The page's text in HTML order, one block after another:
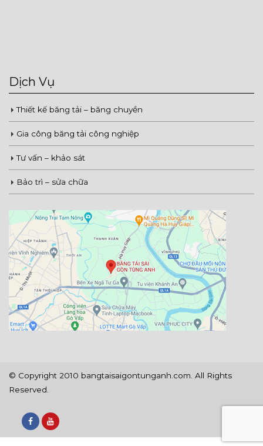
Dịch Vụ
Thiết kế băng tải – băng chuyền
Gia công băng tải công nghiệp
Tư vấn – khảo sát
Bảo trì – sửa chữa
© Copyright 2010 bangtaisaigontunganh.com. All Rights
Reserved.